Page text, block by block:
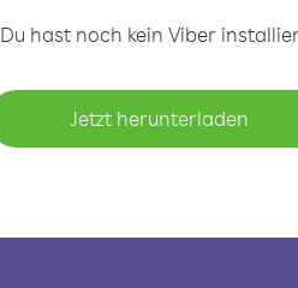
Du hast noch kein Viber
Jetzt herunterladen